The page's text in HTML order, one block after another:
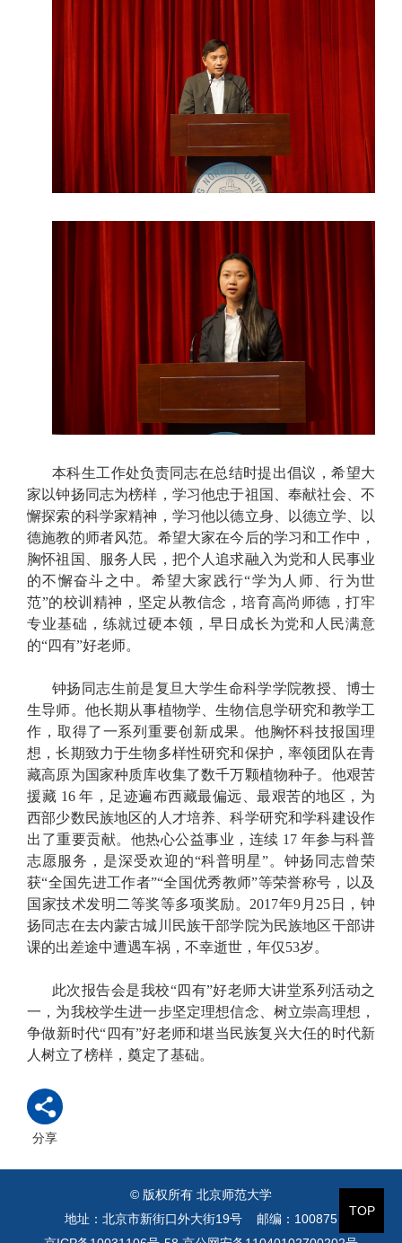
本科生工作处负责同志在总结时提出倡议，希望大
家以钟扬同志为榜样，学习他忠于祖国、奉献社会、不
懈探索的科学家精神，学习他以德立身、以德立学、以
德施教的师者风范。希望大家在今后的学习和工作中，
胸怀祖国、服务人民，把个人追求融入为党和人民事业
的不懈奋斗之中。希望大家践行“学为人师、行为世
范”的校训精神，坚定从教信念，培育高尚师德，打牢
专业基础，练就过硬本领，早日成长为党和人民满意
的“四有”好老师。
钟扬同志生前是复旦大学生命科学学院教授、博士
生导师。他长期从事植物学、生物信息学研究和教学工
作，取得了一系列重要创新成果。他胸怀科技报国理
想，长期致力于生物多样性研究和保护，率领团队在青
藏高原为国家种质库收集了数千万颗植物种子。他艰苦
援藏 16 年，足迹遍布西藏最偏远、最艰苦的地区，为
西部少数民族地区的人才培养、科学研究和学科建设作
出了重要贡献。他热心公益事业，连续 17 年参与科普
志愿服务，是深受欢迎的“科普明星”。钟扬同志曾荣
获“全国先进工作者”“全国优秀教师”等荣誉称号，以及
国家技术发明二等奖等多项奖励。2017年9月25日，钟
扬同志在去内蒙古城川民族干部学院为民族地区干部讲
课的出差途中遭遇车祸，不幸逝世，年仅53岁。
此次报告会是我校“四有”好老师大讲堂系列活动之
一，为我校学生进一步坚定理想信念、树立崇高理想，
争做新时代“四有”好老师和堪当民族复兴大任的时代新
人树立了榜样，奠定了基础。
分享
TOP
© 版权所有 北京师范大学
地址：北京市新街口外大街19号 邮编：100875